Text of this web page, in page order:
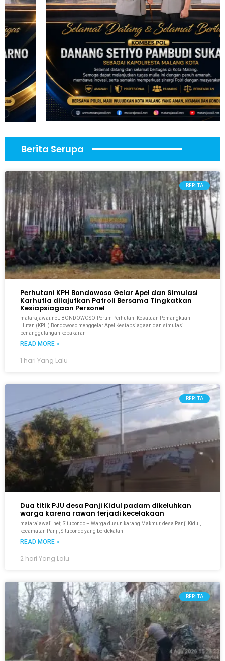
Berita Serupa
BERITA
Perhutani KPH Bondowoso Gelar Apel dan Simulasi
Karhutla dilajutkan Patroli Bersama Tingkatkan
Kesiapsiagaan Personel
matarajawai.net; BONDOWOSO-Perum Perhutani Kesatuan Pemangkuan
Hutan (KPH) Bondowoso menggelar Apel Kesiapsiagaan dan simulasi
penanggulangan kebakaran
READ MORE »
1 hari Yang Lalu
BERITA
Dua titik PJU desa Panji Kidul padam dikeluhkan
warga karena rawan terjadi kecelakaan
matarajawali.net; Situbondo – Warga dusun karang Makmur, desa Panji Kidul,
kecamatan Panji, Situbondo yang berdekatan
READ MORE »
2 hari Yang Lalu
BERITA